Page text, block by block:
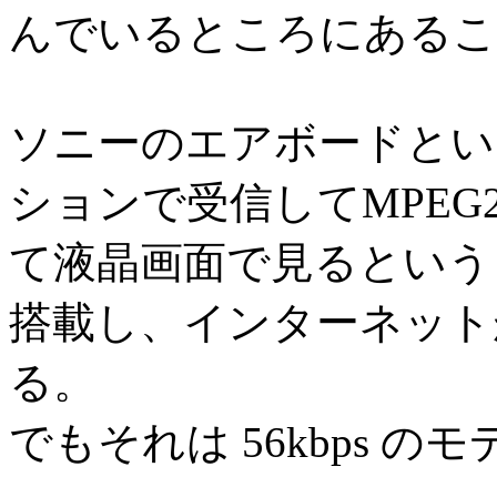
んでいるところにある
ソニーのエアボードと
ションで受信して
て液晶画面で見るとい
搭載し、インターネッ
る。
でもそれは 56kbps の